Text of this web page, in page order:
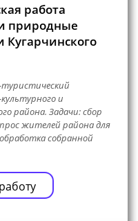
работа
природные
Кугарчинского
и
района. Задачи: сбор
жителей района для
собранной